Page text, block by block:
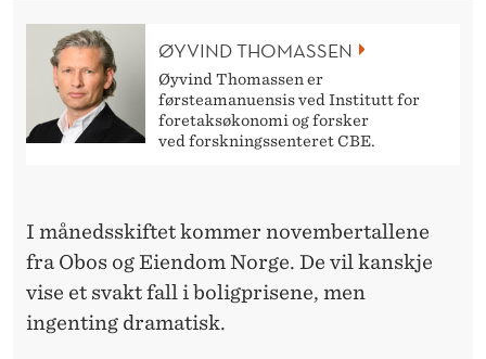
ØYVIND THOMASSEN
Øyvind Thomassen er
førsteamanuensis ved Institutt for
foretaksøkonomi og forsker
ved forskningssenteret CBE.
I månedsskiftet kommer novembertallene
fra Obos og Eiendom Norge. De vil kanskje
vise et svakt fall i boligprisene, men
ingenting dramatisk.